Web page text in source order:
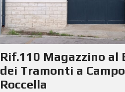
Rif.110 Magazzino al
dei Tramonti a
Roccella